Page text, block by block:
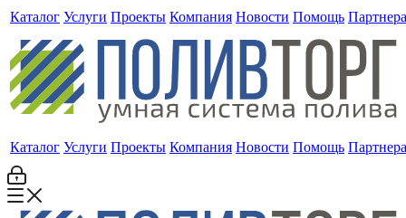
Каталог Услуги Проекты Компания Новости Помощь
Каталог Услуги Проекты Компания Новости Помощь